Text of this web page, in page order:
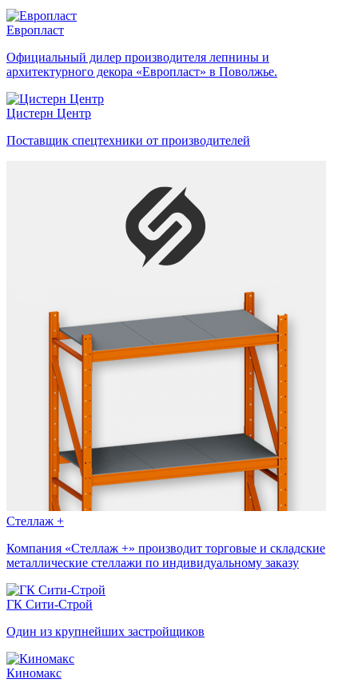
Европласт
Официальный дилер производителя лепнины и
архитектурного декора «Европласт» в Поволжье.
Цистерн Центр
Поставщик спецтехники от производителей
Стеллаж +
Компания «Стеллаж +» производит торговые и складские
металлические стеллажи по индивидуальному заказу
ГК Сити-Строй
Один из крупнейших застройщиков
Киномакс